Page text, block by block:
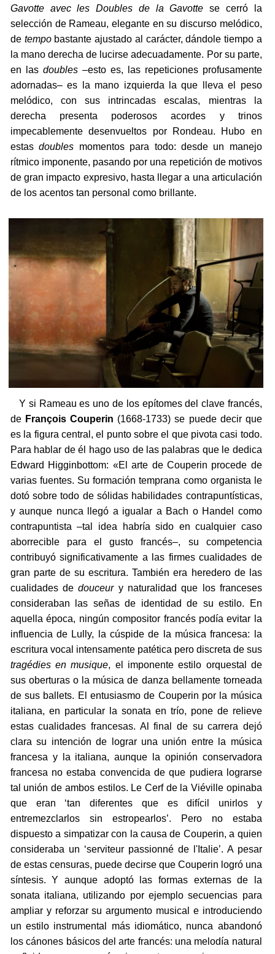
Gavotte avec les Doubles de la Gavotte se cerró la
selección de Rameau, elegante en su discurso melódico,
de tempobastante ajustado al carácter, dándole tiempo a
la mano derecha de lucirse adecuadamente. Por su parte,
en las doubles–esto es, las repeticiones profusamente
adornadas– es la mano izquierda la que lleva el peso
melódico, con sus intrincadas escalas, mientras la
derecha presenta poderosos acordes y trinos
impecablemente desenvueltos por Rondeau. Hubo en
estasdoubles momentos para todo: desde un manejo
rítmico imponente, pasando por una repetición de motivos
de gran impacto expresivo, hasta llegar a una articulación
de los acentos tan personal como brillante.
Y si Rameau es uno de los epítomes del clave francés,
de François Couperin (1668-1733) se puede decir que
es la figura central, el punto sobre el que pivota casi todo.
Para hablar de él hago uso de las palabras que le dedica
Edward Higginbottom: «El arte de Couperin procede de
varias fuentes. Su formación temprana como organista le
dotó sobre todo de sólidas habilidades contrapuntísticas,
y aunque nunca llegó a igualar a Bach o Handel como
contrapuntista –tal idea habría sido en cualquier caso
aborrecible para el gusto francés–, su competencia
contribuyó significativamente a las firmes cualidades de
gran parte de su escritura. También era heredero de las
cualidades dedouceury naturalidad que los franceses
consideraban las señas de identidad de su estilo. En
aquella época, ningún compositor francés podía evitar la
influencia de Lully, la cúspide de la música francesa: la
escritura vocal intensamente patética pero discreta de sus
tragédies en musique, el imponente estilo orquestal de
sus oberturas o la música de danza bellamente torneada
de sus ballets. El entusiasmo de Couperin por la música
italiana, en particular la sonata en trío, pone de relieve
estas cualidades francesas. Al final de su carrera dejó
clara su intención de lograr una unión entre la música
francesa y la italiana, aunque la opinión conservadora
francesa no estaba convencida de que pudiera lograrse
tal unión de ambos estilos. Le Cerf de la Viéville opinaba
que eran ‘tan diferentes que es difícil unirlos y
entremezclarlos sin estropearlos’. Pero no estaba
dispuesto a simpatizar con la causa de Couperin, a quien
consideraba un ‘serviteur passionné de l'Italie’. A pesar
de estas censuras, puede decirse que Couperin logró una
síntesis. Y aunque adoptó las formas externas de la
sonata italiana, utilizando por ejemplo secuencias para
ampliar y reforzar su argumento musical e introduciendo
un estilo instrumental más idiomático, nunca abandonó
los cánones básicos del arte francés: una melodía natural